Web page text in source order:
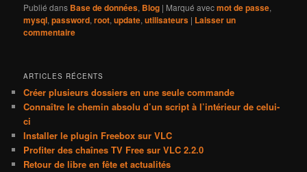
Publié dans Base de données, Blog | Marqué avecmot de passe,
mysql,password,root,update,utilisateurs | Laisser un
commentaire
ARTICLES RÉCENTS
Créer plusieurs dossiers en une seule commande
Connaître le chemin absolu d’un script à l’intérieur de celui-
ci
Installer le plugin Freebox sur VLC
Profiter des chaînes TV Free sur VLC 2.2.0
Retour de libre en fête et actualités